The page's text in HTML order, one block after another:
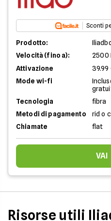
Sconti
Prodotto:
Velocità (fino a):
2500
Attivazione
39.99
Mode wi-fi
Tecnologia
fibra
Metodi di pagamento
rid o
Chiamate
flat
VAI
Risorse utili